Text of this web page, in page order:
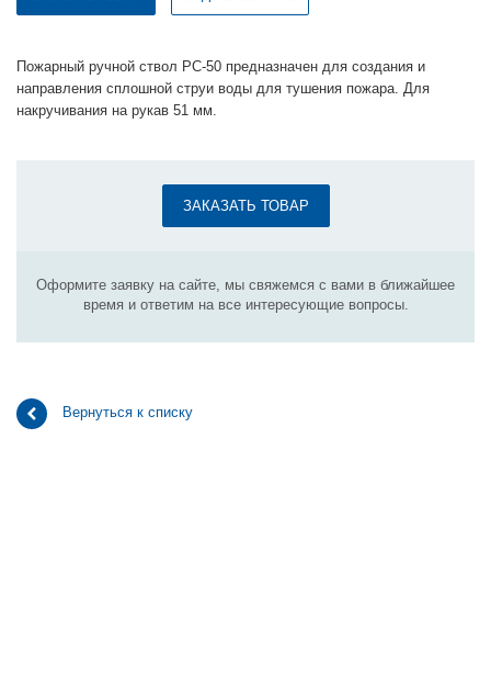
Пожарный ручной ствол РС-50 предназначен для создания и
направления сплошной струи воды для тушения пожара. Для
накручивания на рукав 51 мм.
ЗАКАЗАТЬ ТОВАР
Оформите заявку на сайте, мы свяжемся с вами в ближайшее
время и ответим на все интересующие вопросы.
Вернуться к списку